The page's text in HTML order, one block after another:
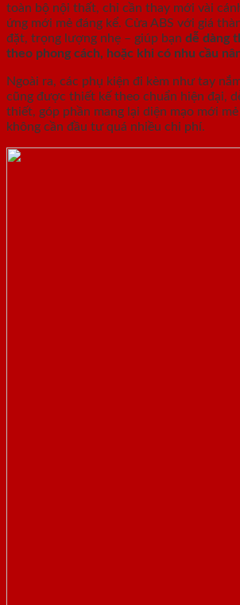
toàn bộ nội thất, chỉ cần thay mới vài
ứng mới mẻ đáng kể. Cửa ABS với giá
đặt, trọng lượng nhẹ – giúp bạn dễ dàng
theo phong cách, hoặc khi có nhu cầu
Ngoài ra, các phụ kiện đi kèm như tay
cũng được thiết kế theo chuẩn hiện đại,
thiết, góp phần mang lại diện mạo mới
không cần đầu tư quá nhiều chi phí.